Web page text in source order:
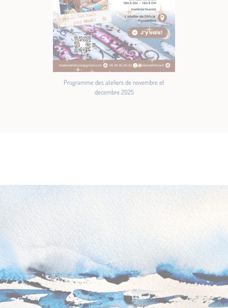
Programme des ateliers de novembre et
décembre 2025